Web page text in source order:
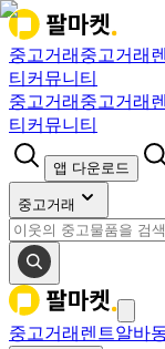
중고거래 중고거래
티 커뮤니티
중고거래 중고거래
티 커뮤니티
앱 다운로드
중고거래
중고거래 렌트알바